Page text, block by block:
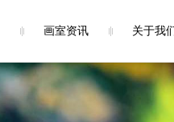
画室资讯 关于我